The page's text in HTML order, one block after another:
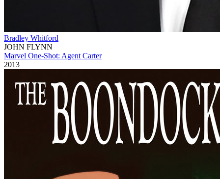
Bradley Whitford
JOHN FLYNN
Marvel One-Shot: Agent Carter
2013